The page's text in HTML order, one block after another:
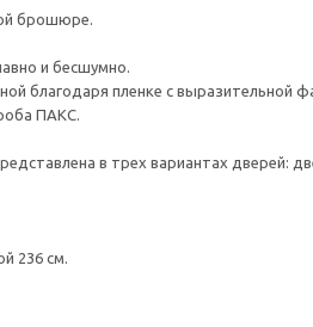
брошюре.
и бесшумно.
благодаря пленке с выразительной
ПАКС.
в трех вариантах дверей:
236 см.